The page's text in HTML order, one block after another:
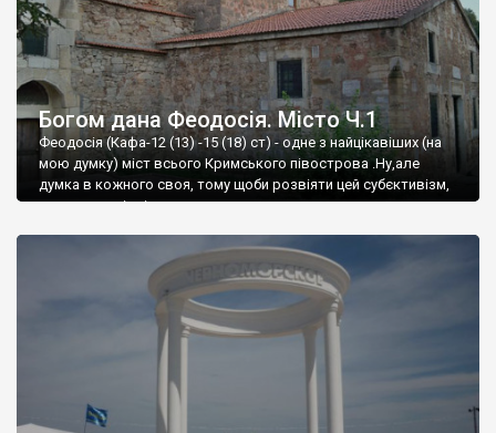
Богом дана Феодосія. Місто Ч.1
Феодосія (Кафа-12 (13) -15 (18) ст) - одне з найцікавіших (на
мою думку) міст всього Кримського півострова .Ну,але
думка в кожного своя, тому щоби розвіяти цей субєктивізм,
запрошую відвідати це